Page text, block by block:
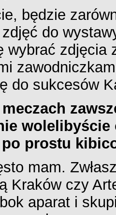
będzie
do
wybrać zdjęcia
do sukcesów
prostu
mam.
Kraków czy
aparat i